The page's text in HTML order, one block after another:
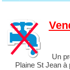
Un
Plaine St Jean